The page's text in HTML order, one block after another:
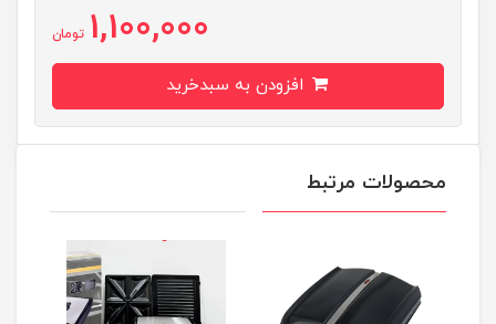
1,100,000 تومان
محصولات مرتبط